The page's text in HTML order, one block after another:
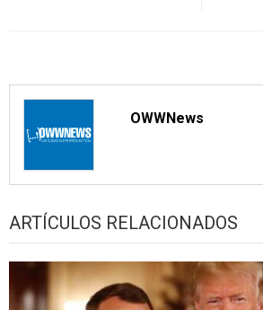
OWWNews
ARTÍCULOS RELACIONADOS